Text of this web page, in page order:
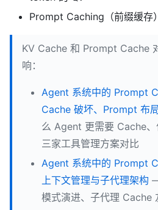
Prompt Caching（前缀缓存
KV Cache 和 Prompt Cache
响：
Agent 系统中的 Prompt
Cache 破坏、Prompt 布
么 Agent 更需要 Cache、
三家工具管理方案对比
Agent 系统中的 Prompt
上下文管理与子代理架构
模式演进、子代理 Cache